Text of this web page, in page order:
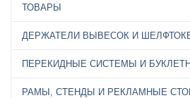
ТОВАРЫ
ДЕРЖАТЕЛИ ВЫВЕСОК И
ПЕРЕКИДНЫЕ СИСТЕМЫ И
РАМЫ, СТЕНДЫ И РЕКЛАМНЫЕ